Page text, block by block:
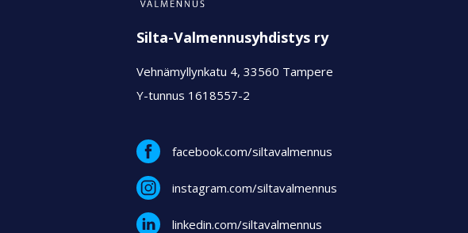
Silta-Valmennusyhdistys ry
Vehnämyllynkatu 4, 33560 Tampere
Y-tunnus 1618557-2
facebook.com/siltavalmennus
instagram.com/siltavalmennus
linkedin.com/siltavalmennus